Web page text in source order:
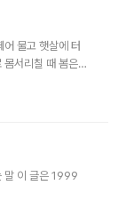
물고 햇살에 터
몸서리칠 때 봄은
습니다.
말 이 글은 1999